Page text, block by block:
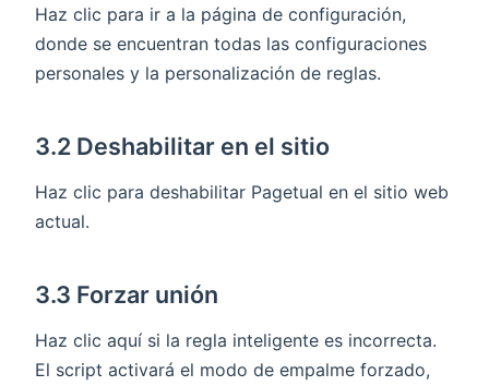
Haz clic para ir a la página de configuración,
donde se encuentran todas las configuraciones
personales y la personalización de reglas.
3.2 Deshabilitar en el sitio
Haz clic para deshabilitar Pagetual en el sitio web
actual.
3.3 Forzar unión
Haz clic aquí si la regla inteligente es incorrecta.
El script activará el modo de empalme forzado,